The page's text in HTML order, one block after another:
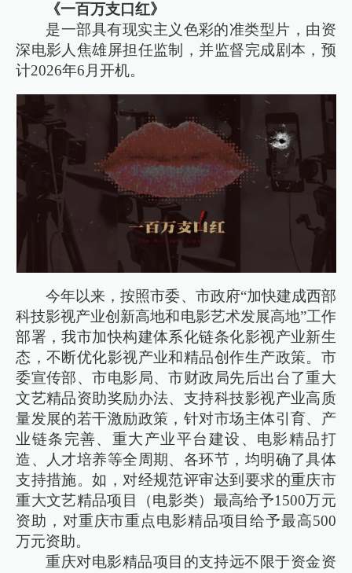
《一百万支口红》
是一部具有现实主义色彩的准类型片，由资
深电影人焦雄屏担任监制，并监督完成剧本，预
计2026年6月开机。
今年以来，按照市委、市政府“加快建成西部
科技影视产业创新高地和电影艺术发展高地”工作
部署，我市加快构建体系化链条化影视产业新生
态，不断优化影视产业和精品创作生产政策。市
委宣传部、市电影局、市财政局先后出台了重大
文艺精品资助奖励办法、支持科技影视产业高质
量发展的若干激励政策，针对市场主体引育、产
业链条完善、重大产业平台建设、电影精品打
造、人才培养等全周期、各环节，均明确了具体
支持措施。如，对经规范评审达到要求的重庆市
重大文艺精品项目（电影类）最高给予1500万元
资助，对重庆市重点电影精品项目给予最高500
万元资助。
重庆对电影精品项目的支持远不限于资金资